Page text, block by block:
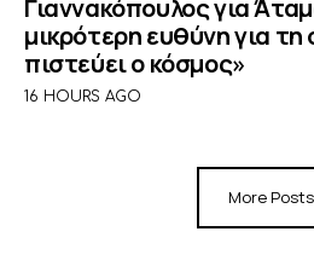
Γιαννακόπουλος για
μικρότερη ευθύνη για τη
πιστεύει ο κόσμος»
16 HOURS AGO
More Posts